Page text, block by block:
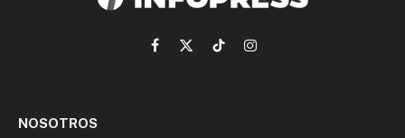
Facebook
X
TikTokInstagram
NOSOTROS